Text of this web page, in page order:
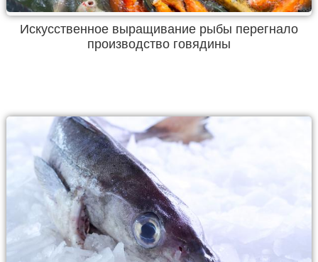
Искусственное выращивание рыбы перегнало
производство говядины